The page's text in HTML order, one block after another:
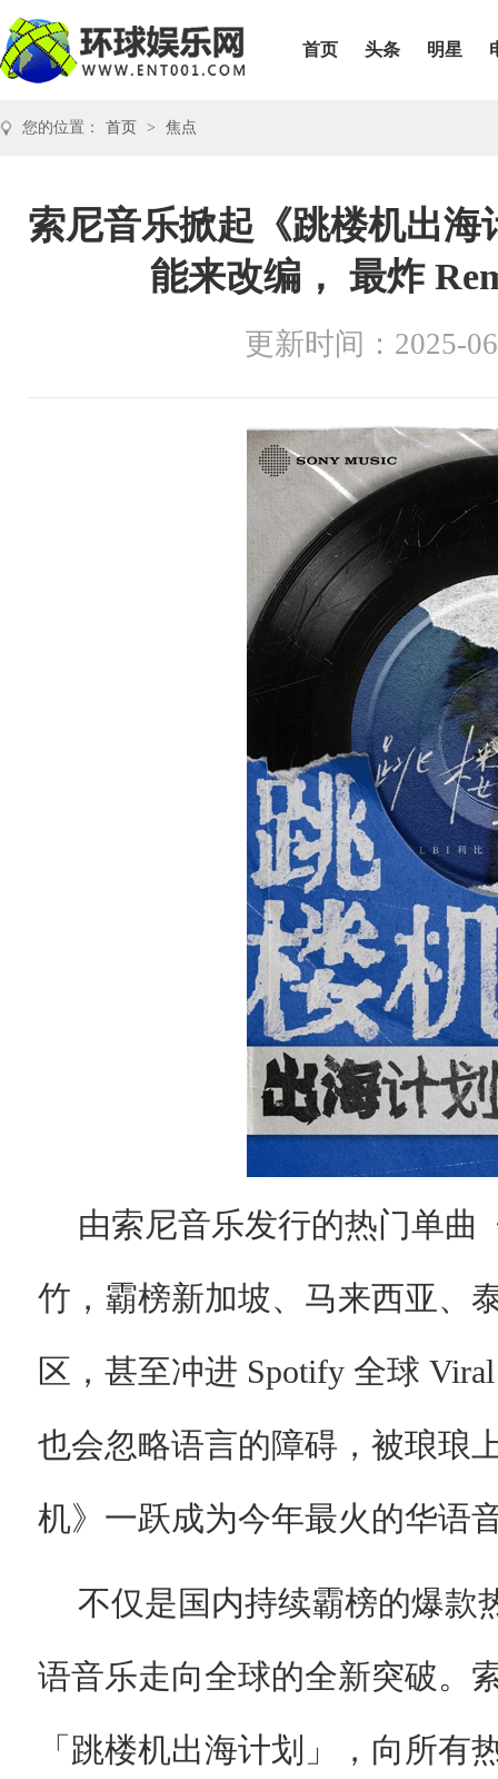
首页 头条 明星
您的位置： 首页 > 焦点
索尼音乐掀起《跳楼机出
能来改编， 最炸
更新时间：2025-
由索尼音乐发行的热门单曲
竹，霸榜新加坡、马来西亚、
区，甚至冲进 Spotify 全球
也会忽略语言的障碍，被琅琅
机》一跃成为今年最火的华语
不仅是国内持续霸榜的爆款
语音乐走向全球的全新突破。
「跳楼机出海计划」，向所有